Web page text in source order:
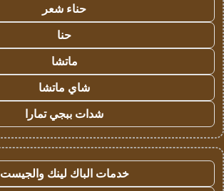
حناء شعر
حنا
ماتشا
شاي ماتشا
شدات ببجي تمارا
خدمات الباك لينك والجيست